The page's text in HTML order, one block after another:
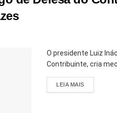
O presidente Luiz
Contribuinte, cria
LEIA MAIS